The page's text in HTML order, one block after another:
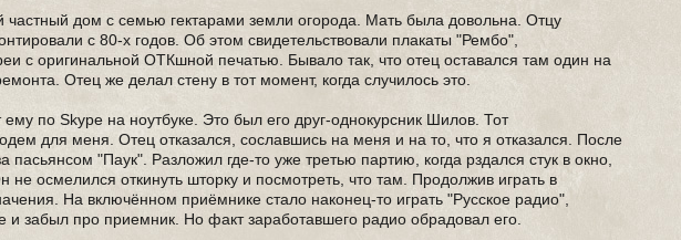
дом с семью гектарами земли огорода. Мать была довольна. Отцу
с 80-х годов. Об этом свидетельствовали плакаты "Рембо",
с оригинальной ОТКшной печатью. Бывало так, что отец оставался там один на
Отец же делал стену в тот момент, когда случилось это.
ему по Skype на ноутбуке. Это был его друг-однокурсник Шилов. Тот
для меня. Отец отказался, сославшись на меня и на то, что я отказался. После
пасьянсом "Паук". Разложил где-то уже третью партию, когда рздался стук в окно,
осмелился откинуть шторку и посмотреть, что там. Продолжив играть в
На включённом приёмнике стало наконец-то играть "Русское радио",
забыл про приемник. Но факт заработавшего радио обрадовал его.